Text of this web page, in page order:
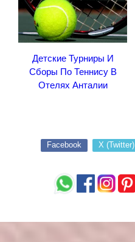
Детские Турниры И
Сборы По Теннису В
Отелях Анталии
Facebook X (Twitter)